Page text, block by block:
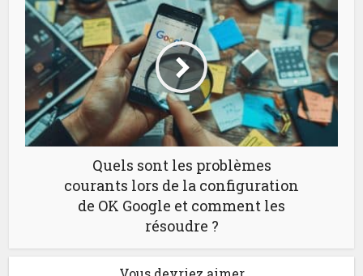
Quels sont les problèmes
courants lors de la configuration
de OK Google et comment les
résoudre ?